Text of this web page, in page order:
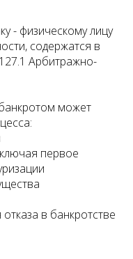
- физическому лицу
содержатся в
Арбитражно-
может
первое
в банкротстве